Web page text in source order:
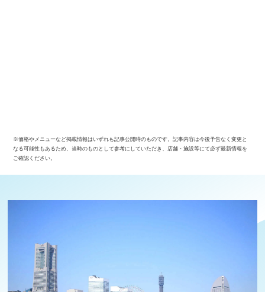
※価格やメニューなど掲載情報はいずれも記事公開時のものです。記事内容は今後予告なく変更と
なる可能性もあるため、当時のものとして参考にしていただき、店舗・施設等にて必ず最新情報を
ご確認ください。